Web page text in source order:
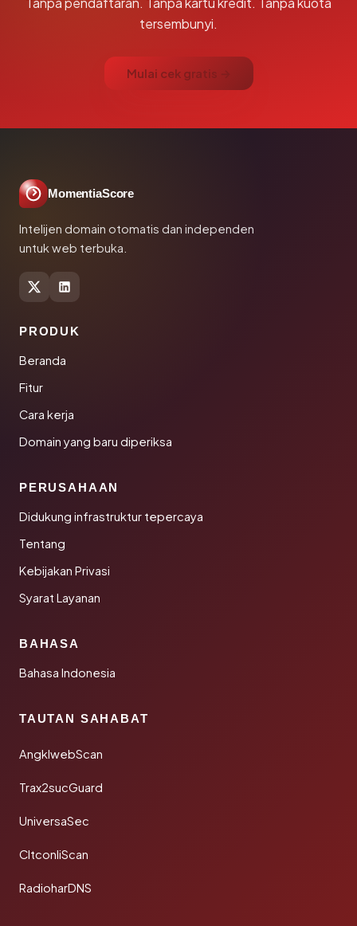
tersembunyi.
Mulai cek gratis →
MomentiaScore
Intelijen domain otomatis dan independen
untuk web terbuka.
PRODUK
Beranda
Fitur
Cara kerja
Domain yang baru diperiksa
PERUSAHAAN
Didukung infrastruktur tepercaya
Tentang
Kebijakan Privasi
Syarat Layanan
BAHASA
Bahasa Indonesia
TAUTAN SAHABAT
AngklwebScan
Trax2sucGuard
UniversaSec
CltconliScan
RadioharDNS